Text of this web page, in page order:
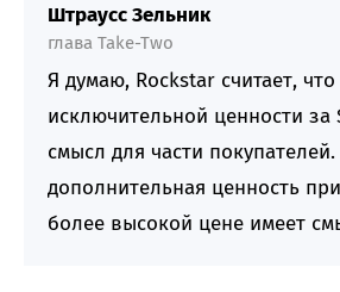
Штраусс Зельник
глава Take-Two
Я думаю, Rockstar считает,
исключительной ценности за
смысл для части
дополнительная ценность
более высокой цене имеет